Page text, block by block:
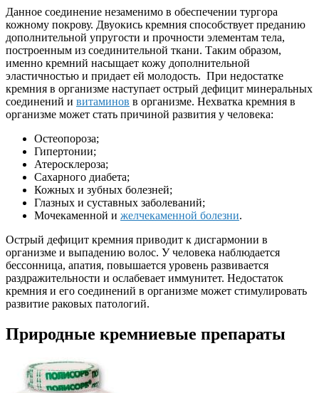
Данное соединение незаменимо в обеспечении тургора
кожному покрову. Двуокись кремния способствует преданию
дополнительной упругости и прочности элементам тела,
построенным из соединительной ткани. Таким образом,
именно кремний насыщает кожу дополнительной
эластичностью и придает ей молодость. При недостатке
кремния в организме наступает острый дефицит минеральных
соединений и витаминов в организме. Нехватка кремния в
организме может стать причиной развития у человека:
Остеопороза;
Гипертонии;
Атеросклероза;
Сахарного диабета;
Кожных и зубных болезней;
Глазных и суставных заболеваний;
Мочекаменной и желчекаменной болезни.
Острый дефицит кремния приводит к дисгармонии в
организме и выпадению волос. У человека наблюдается
бессонница, апатия, повышается уровень развивается
раздражительности и ослабевает иммунитет. Недостаток
кремния и его соединений в организме может стимулировать
развитие раковых патологий.
Природные кремниевые препараты